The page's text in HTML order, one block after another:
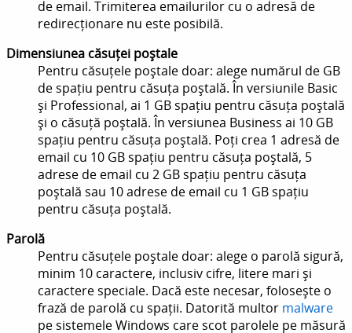
de email. Trimiterea emailurilor cu o adresă de
redirecționare nu este posibilă.
Dimensiunea căsuței poștale
Pentru căsuțele poștale doar: alege numărul de GB
de spațiu pentru căsuța poștală. În versiunile Basic
și Professional, ai 1 GB spațiu pentru căsuța poștală
și o căsuță poștală. În versiunea Business ai 10 GB
spațiu pentru căsuța poștală. Poți crea 1 adresă de
email cu 10 GB spațiu pentru căsuța poștală, 5
adrese de email cu 2 GB spațiu pentru căsuța
poștală sau 10 adrese de email cu 1 GB spațiu
pentru căsuța poștală.
Parolă
Pentru căsuțele poștale doar: alege o parolă sigură,
minim 10 caractere, inclusiv cifre, litere mari și
caractere speciale. Dacă este necesar, folosește o
frază de parolă cu spații. Datorită multor malware
pe sistemele Windows care scot parolele pe măsură